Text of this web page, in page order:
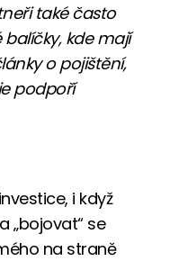
také často
kde mají
o pojištění,
podpoří
i když
„bojovat“ se
na straně